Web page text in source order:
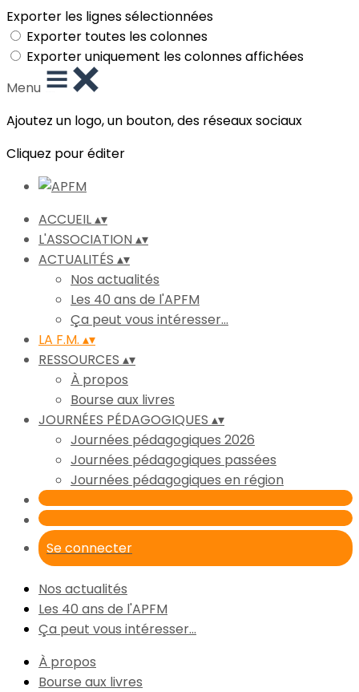
Exporter les lignes sélectionnées
Exporter toutes les colonnes
Exporter uniquement les colonnes affichées
Menu
Ajoutez un logo, un bouton, des réseaux sociaux
Cliquez pour éditer
ACCUEIL▴▾
L'ASSOCIATION▴▾
ACTUALITÉS ▴▾
Nos actualités
Les 40 ans de l'APFM
Ça peut vous intéresser...
LA F.M. ▴▾
RESSOURCES ▴▾
À propos
Bourse aux livres
JOURNÉES PÉDAGOGIQUES ▴▾
Journées pédagogiques 2026
Journées pédagogiques passées
Journées pédagogiques en région
Se connecter
Nos actualités
Les 40 ans de l'APFM
Ça peut vous intéresser...
À propos
Bourse aux livres